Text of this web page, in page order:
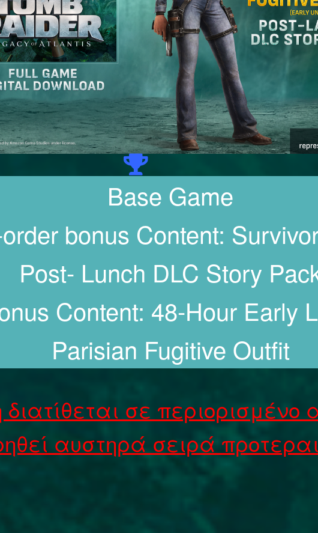
Base Game
bonus Content:
Post- Lunch DLC Story
Content: 48-Hour Early
Parisian Fugitive Outfit
σε περιορισμένο
αυστηρά σειρά